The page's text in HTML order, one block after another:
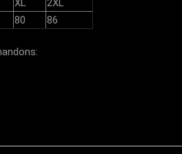
XL
2XL
80 86